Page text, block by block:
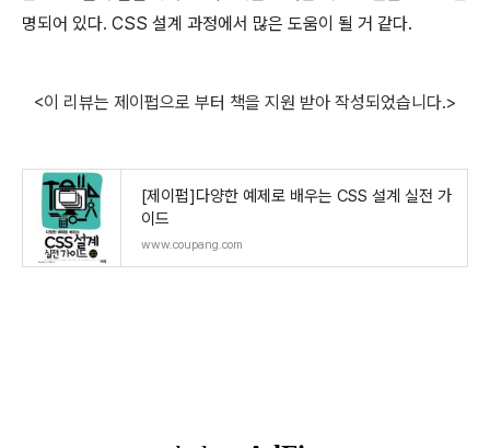
명되어 있다. CSS 설계 과정에서 많은 도움이 될 거 같다.
<이 리뷰는 제이펍으로 부터 책을 지원 받아 작성되었습니다.>
[제이펍]다양한 예제로 배우는 CSS 설계 실전 가
이드
www.coupang.com